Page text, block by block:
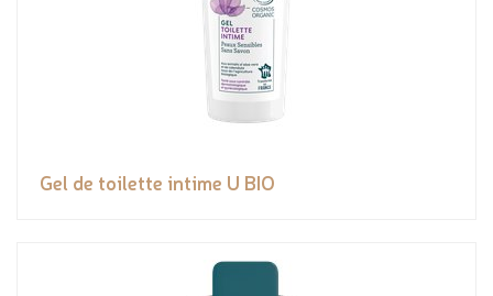
Gel de toilette intime U BIO